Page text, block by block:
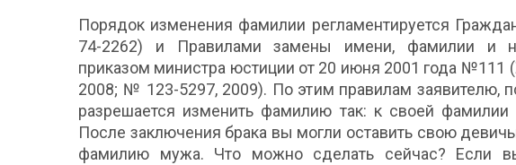
Порядок изменения фамилии регламентируется
74-2262) и Правилами замены имени, фамилии и
приказом министра юстиции от 20 июня 2001 года
2008; № 123-5297, 2009). По этим правилам заявителю,
разрешается изменить фамилию так: к своей фамилии
После заключения брака вы могли оставить свою
фамилию мужа. Что можно сделать сейчас? Если